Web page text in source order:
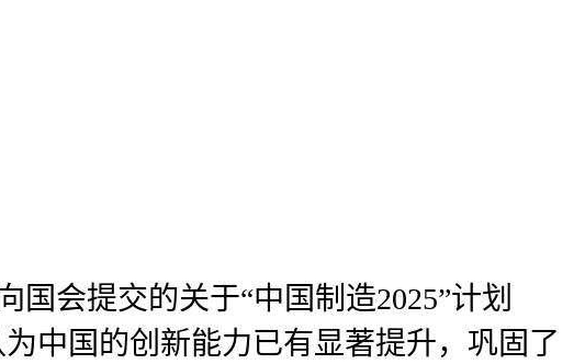
国会提交的关于“中国制造2025”计划
中国的创新能力已有显著提升，巩固了